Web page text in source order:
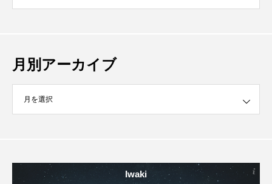
月別アーカイブ
Iwaki